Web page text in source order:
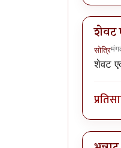
शेवट
सोत्रि
शेवट